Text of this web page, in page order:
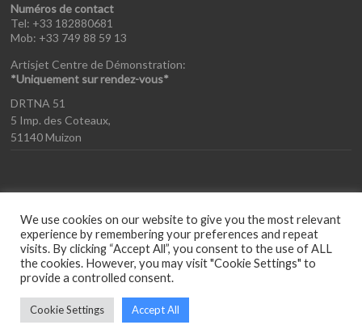
Numéros de contact
Tel: +33 182880681
Mob: +33 749 88 59 13
Artisjet Centre de Démonstration:
*Uniquement sur rendez-vous*
DRTNA 51
5 Imp. des Coteaux,
51140 Muizon
Copyright © 2026Artisjet France. Propulsé par
parThemeGrill
Conditions générales de vente
We use cookies on our website to give you the most relevant
experience by remembering your preferences and repeat
visits. By clicking “Accept All”, you consent to the use of ALL
the cookies. However, you may visit "Cookie Settings" to
provide a controlled consent.
Cookie Settings Accept All